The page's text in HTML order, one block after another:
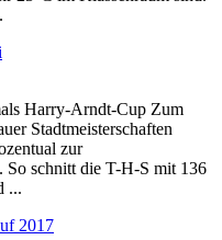
Harry-Arndt-Cup Zum
Stadtmeisterschaften
zur
So schnitt die T-H-S mit 136
...
2017